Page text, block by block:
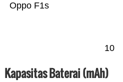
Oppo F1s
10
Kapasitas Baterai (mAh)